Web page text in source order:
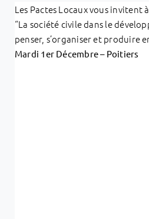
Les Pactes Locaux vous invitent
“La société civile dans le
penser, s’organiser et produire
Mardi 1er Décembre – Poitiers